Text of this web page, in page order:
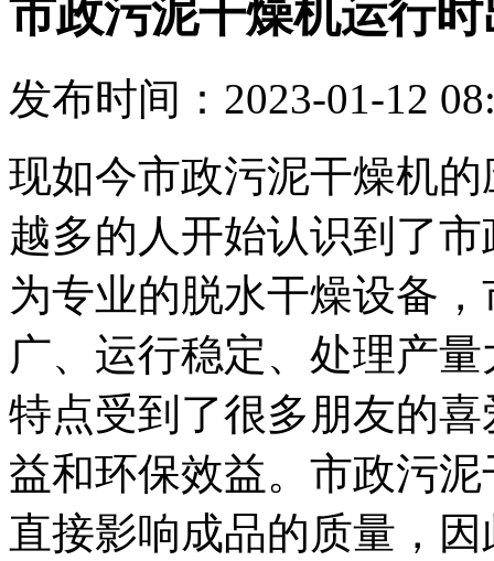
市政污泥干燥机运行
发布时间：2023-01-12
现如今市政污泥干燥机
越多的人开始认识到了
为专业的脱水干燥设备
广、运行稳定、处理产
特点受到了很多朋友的
益和环保效益。市政污
直接影响成品的质量，